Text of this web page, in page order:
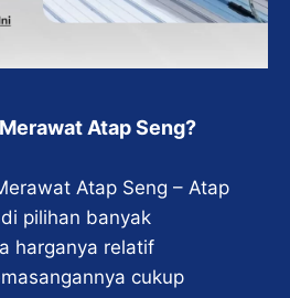
Atap Seng?
Atap Seng – Atap
pilihan banyak
harganya relatif
cukup